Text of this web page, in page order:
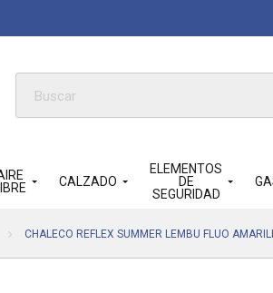
Búsqueda
CALZADO
ELEMENTOS
DE
SEGURIDAD
CHALECO REFLEX SUMMER LEMBU FLUO